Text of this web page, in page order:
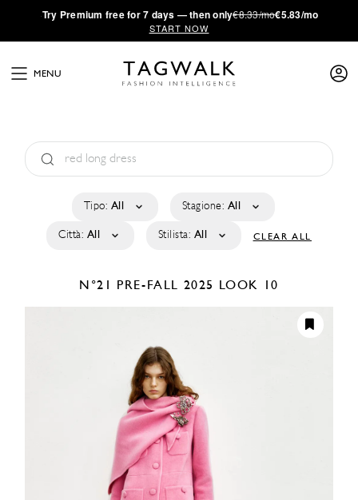
·Try Premium free for 7 days — then only€8.33/mo€5.83/mo
START NOW
MENU
Tipo: All Stagione: All
Città: All Stilista: All CLEAR ALL
N°21 PRE-FALL 2025 LOOK 10